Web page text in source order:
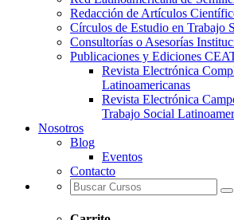
Redacción de Artículos
Círculos de Estudio en Trabajo
Consultorías o Asesorías
Publicaciones y Ediciones
Revista Electrónica
Latinoamericanas
Revista Electrónica
Trabajo Social
Nosotros
Blog
Eventos
Contacto